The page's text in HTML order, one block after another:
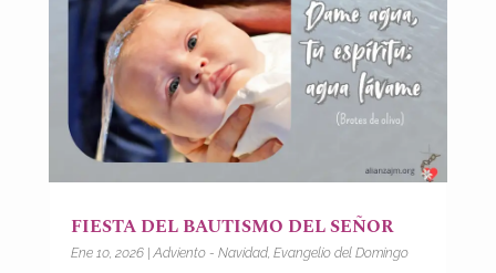
FIESTA DEL BAUTISMO DEL SEÑOR
Ene 10, 2026|Adviento - Navidad, Evangelio del Domingo